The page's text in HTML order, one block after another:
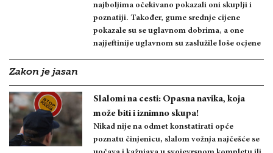
najboljima očekivano pokazali oni skuplji i
poznatiji. Također, gume srednje cijene
pokazale su se uglavnom dobrima, a one
najjeftinije uglavnom su zaslužile loše ocjene
Zakon je jasan
Slalomi na cesti: Opasna navika, koja
može biti i iznimno skupa!
Nikad nije na odmet konstatirati opće
poznatu činjenicu, slalom vožnja najčešće se